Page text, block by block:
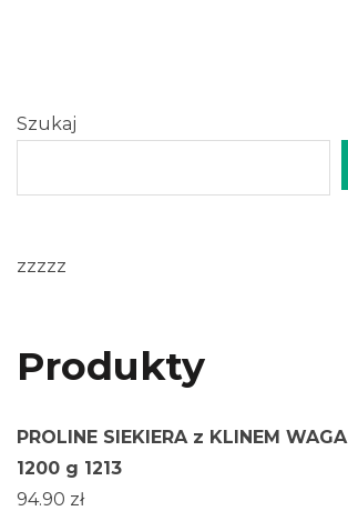
Szukaj
zzzzz
Produkty
PROLINE SIEKIERA z KLINEM WAGA
1200 g 1213
94.90 zł